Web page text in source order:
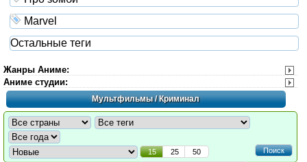
Marvel
Остальные теги
Жанры Аниме:
Аниме студии:
Мультфильмы/ Криминал
Поиск
15 25
50